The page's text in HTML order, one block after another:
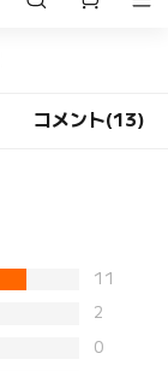
コメント(13)
11
2
0